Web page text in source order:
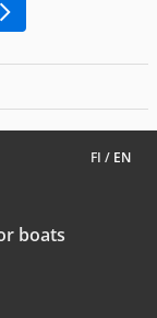
FI / EN
boats